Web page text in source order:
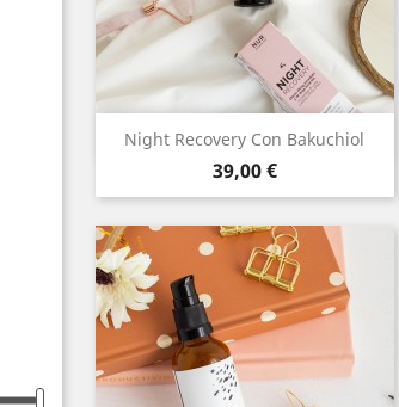
Night Recovery Con Bakuchiol
Precio
39,00 €
Vista rápida